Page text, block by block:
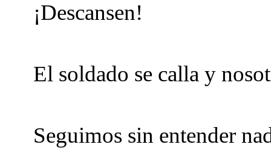
¡Descansen!
El soldado se calla y
Seguimos sin entender